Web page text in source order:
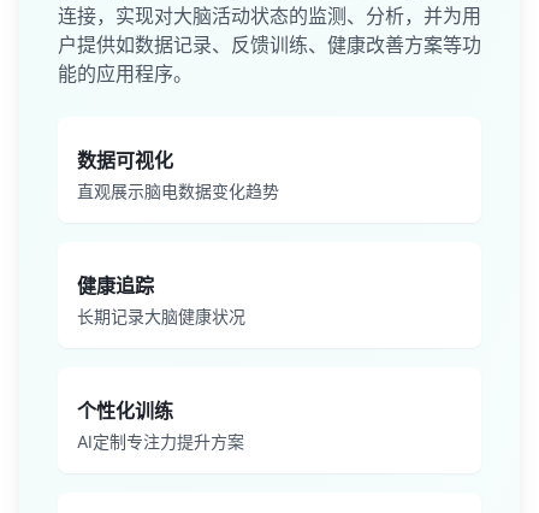
连接，实现对大脑活动状态的监测、分析，并为用
户提供如数据记录、反馈训练、健康改善方案等功
能的应用程序。
数据可视化
直观展示脑电数据变化趋势
健康追踪
长期记录大脑健康状况
个性化训练
AI定制专注力提升方案